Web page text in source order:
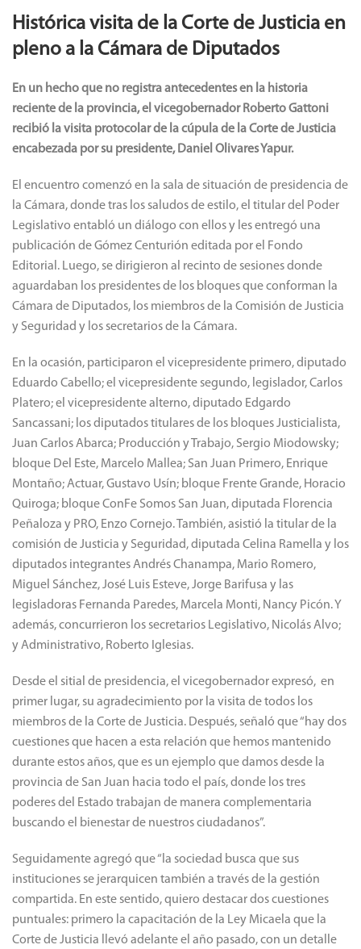
En un hecho que no registra antecedentes en la historia
recibió la visita protocolar de la cúpula de la Corte de Justicia
encabezada por su presidente, Daniel Olivares Yapur.
El encuentro comenzó en la sala de situación de presidencia de
Legislativo entabló un diálogo con ellos y les entregó una
publicación de Gómez Centurión editada por el Fondo
Editorial. Luego, se dirigieron al recinto de sesiones donde
aguardaban los presidentes de los bloques que conforman la
Cámara de Diputados, los miembros de la Comisión de Justicia
y Seguridad y los secretarios de la Cámara.
En la ocasión, participaron el vicepresidente primero, diputado
Platero; el vicepresidente alterno, diputado Edgardo
Sancassani; los diputados titulares de los bloques Justicialista,
Juan Carlos Abarca; Producción y Trabajo, Sergio Miodowsky;
bloque Del Este, Marcelo Mallea; San Juan Primero, Enrique
Montaño; Actuar, Gustavo Usín; bloque Frente Grande, Horacio
Quiroga; bloque ConFe Somos San Juan, diputada Florencia
Peñaloza y PRO, Enzo Cornejo. También, asistió la titular de la
comisión de Justicia y Seguridad, diputada Celina Ramella y los
diputados integrantes Andrés Chanampa, Mario Romero,
Miguel Sánchez, José Luis Esteve, Jorge Barifusa y las
legisladoras Fernanda Paredes, Marcela Monti, Nancy Picón. Y
además, concurrieron los secretarios Legislativo, Nicolás Alvo;
y Administrativo, Roberto Iglesias.
Desde el sitial de presidencia, el vicegobernador expresó, en
miembros de la Corte de Justicia. Después, señaló que “hay dos
cuestiones que hacen a esta relación que hemos mantenido
durante estos años, que es un ejemplo que damos desde la
provincia de San Juan hacia todo el país, donde los tres
poderes del Estado trabajan de manera complementaria
buscando el bienestar de nuestros ciudadanos”.
Seguidamente agregó que “la sociedad busca que sus
compartida. En este sentido, quiero destacar dos cuestiones
puntuales: primero la capacitación de la Ley Micaela que la
Corte de Justicia llevó adelante el año pasado, con un detalle
que la entonces presidenta de la Corte, Adriana García Nieto no
solo dispuso la realización de la jornada de formación de